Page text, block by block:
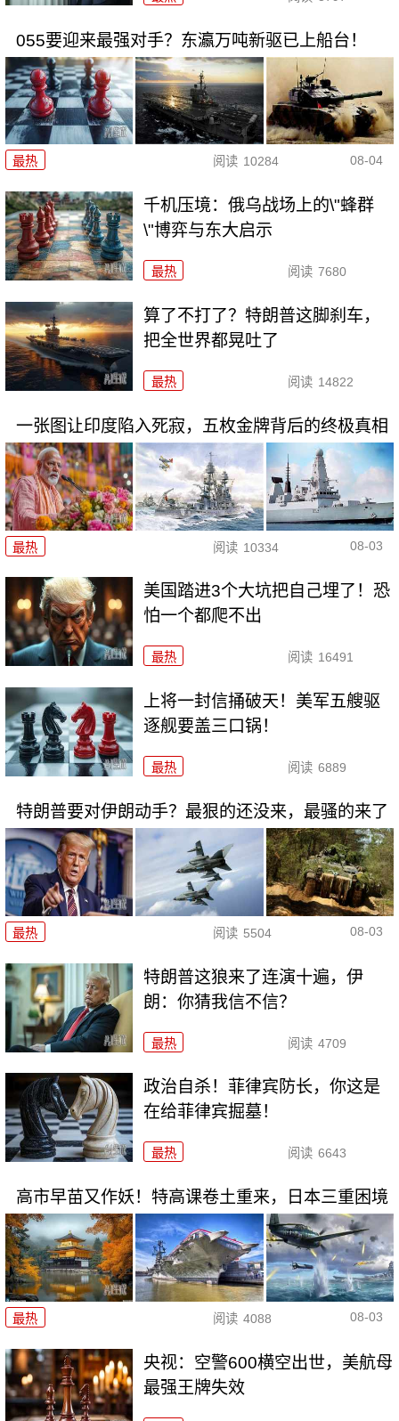
055要迎来最强对手？东瀛万吨新驱已上船台！
最热 阅读 10284 08-04
千机压境：俄乌战场上的\"蜂群
\"博弈与东大启示
最热 阅读 7680
算了不打了？特朗普这脚刹车，
把全世界都晃吐了
最热 阅读 14822
一张图让印度陷入死寂，五枚金牌背后的终极真相
最热 阅读 10334 08-03
美国踏进3个大坑把自己埋了！恐
怕一个都爬不出
最热 阅读 16491
上将一封信捅破天！美军五艘驱
逐舰要盖三口锅！
最热 阅读 6889
特朗普要对伊朗动手？最狠的还没来，最骚的来了
最热 阅读 5504 08-03
特朗普这狼来了连演十遍，伊
朗：你猜我信不信？
最热 阅读 4709
政治自杀！菲律宾防长，你这是
在给菲律宾掘墓！
最热 阅读 6643
高市早苗又作妖！特高课卷土重来，日本三重困境
最热 阅读 4088 08-03
央视：空警600横空出世，美航母
最强王牌失效